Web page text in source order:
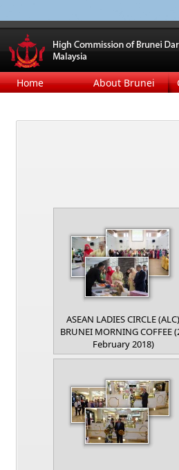
Home About Brunei
ASEAN LADIES CIRCLE (ALC)
BRUNEI MORNING COFFEE
February 2018)